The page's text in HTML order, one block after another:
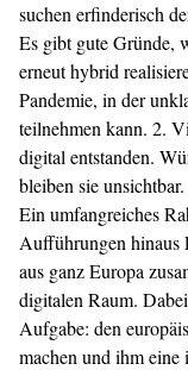
suchen erfinderisch
Es gibt gute Gründe,
erneut hybrid
Pandemie, in der
teilnehmen kann. 2.
digital entstanden.
bleiben sie unsichtbar.
Ein umfangreiches
Aufführungen hinaus
aus ganz Europa
digitalen Raum.
Aufgabe: den
machen und ihm